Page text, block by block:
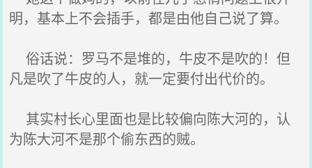
明，基本上不会插手，都是由他自己说了算。
俗话说：罗马不是堆的，牛皮不是吹的！但
凡是吹了牛皮的人，就一定要付出代价的。
其实村长心里面也是比较偏向陈大河的，认
为陈大河不是那个偷东西的贼。